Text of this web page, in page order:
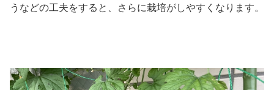
うなどの工夫をすると、さらに栽培がしやすくなります。